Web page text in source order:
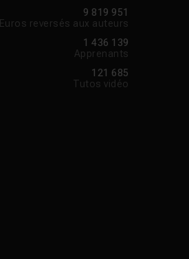
9 819 951
Euros reversés aux auteurs
1 436 139
Apprenants
121 685
Tutos vidéo